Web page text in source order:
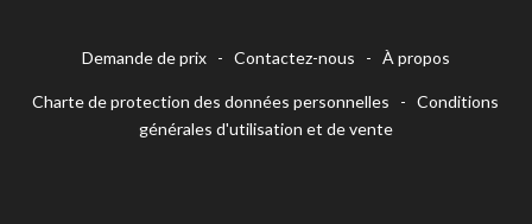
Demande de prix- Contactez-nous - À propos
Charte de protection des données personnelles -Conditions
générales d'utilisation et de vente